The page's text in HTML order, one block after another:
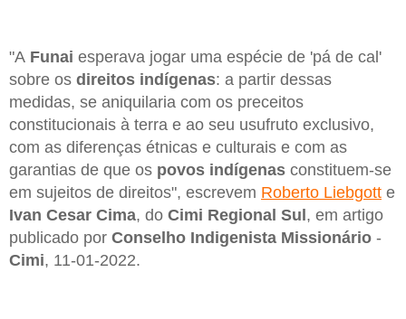
"A Funai esperava jogar uma espécie de 'pá de cal'
sobre os direitos indígenas: a partir dessas
medidas, se aniquilaria com os preceitos
constitucionais à terra e ao seu usufruto exclusivo,
com as diferenças étnicas e culturais e com as
garantias de que os povos indígenas constituem-se
em sujeitos de direitos", escrevem Roberto Liebgott e
Ivan Cesar Cima, do Cimi Regional Sul , em artigo
publicado por Conselho Indigenista Missionário -
Cimi, 11-01-2022.